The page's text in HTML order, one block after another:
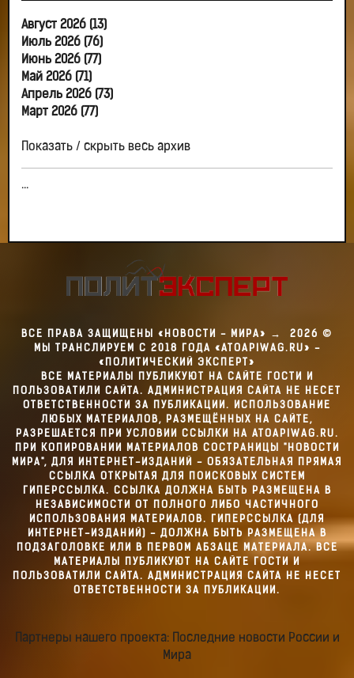
Август 2026 (13)
Июль 2026 (76)
Июнь 2026 (77)
Май 2026 (71)
Апрель 2026 (73)
Март 2026 (77)
Показать / скрыть весь архив
...
ВСЕ ПРАВА ЗАЩИЩЕНЫ «НОВОСТИ - МИРА» → 2026 ©
МЫ ТРАНСЛИРУЕМ С 2018 ГОДА «ATOAPIWAG.RU» -
«ПОЛИТИЧЕСКИЙ ЭКСПЕРТ»
ВСЕ МАТЕРИАЛЫ ПУБЛИКУЮТ НА САЙТЕ ГОСТИ И
ПОЛЬЗОВАТИЛИ САЙТА. АДМИНИСТРАЦИЯ САЙТА НЕ НЕСЕТ
ОТВЕТСТВЕННОСТИ ЗА ПУБЛИКАЦИИ. ИСПОЛЬЗОВАНИЕ
ЛЮБЫХ МАТЕРИАЛОВ, РАЗМЕЩЁННЫХ НА САЙТЕ,
РАЗРЕШАЕТСЯ ПРИ УСЛОВИИ ССЫЛКИ НА ATOAPIWAG.RU.
ПРИ КОПИРОВАНИИ МАТЕРИАЛОВ СОСТРАНИЦЫ "НОВОСТИ
МИРА", ДЛЯ ИНТЕРНЕТ-ИЗДАНИЙ - ОБЯЗАТЕЛЬНАЯ ПРЯМАЯ
ССЫЛКА ОТКРЫТАЯ ДЛЯ ПОИСКОВЫХ СИСТЕМ
ГИПЕРССЫЛКА. ССЫЛКА ДОЛЖНА БЫТЬ РАЗМЕЩЕНА В
НЕЗАВИСИМОСТИ ОТ ПОЛНОГО ЛИБО ЧАСТИЧНОГО
ИСПОЛЬЗОВАНИЯ МАТЕРИАЛОВ. ГИПЕРССЫЛКА (ДЛЯ
ИНТЕРНЕТ-ИЗДАНИЙ) - ДОЛЖНА БЫТЬ РАЗМЕЩЕНА В
ПОДЗАГОЛОВКЕ ИЛИ В ПЕРВОМ АБЗАЦЕ МАТЕРИАЛА. ВСЕ
МАТЕРИАЛЫ ПУБЛИКУЮТ НА САЙТЕ ГОСТИ И
ПОЛЬЗОВАТИЛИ САЙТА. АДМИНИСТРАЦИЯ САЙТА НЕ НЕСЕТ
ОТВЕТСТВЕННОСТИ ЗА ПУБЛИКАЦИИ.
Партнеры нашего проекта: Последние новости России и
Мира